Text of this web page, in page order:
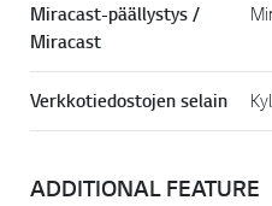
Miracast-päällystys /
Miracast
Verkkotiedostojen selain
ADDITIONAL FEATURE